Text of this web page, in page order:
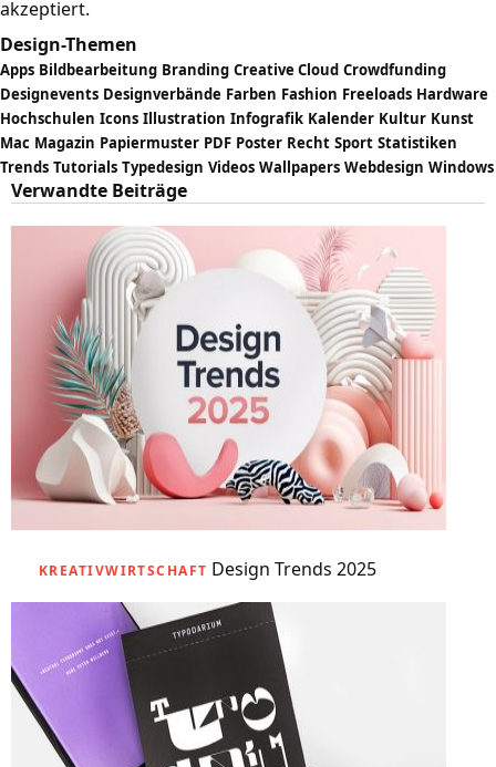
akzeptiert.
Design-Themen
Apps Bildbearbeitung Branding Creative Cloud Crowdfunding
Designevents Designverbände Farben Fashion Freeloads Hardware
Hochschulen Icons Illustration Infografik Kalender Kultur Kunst
Mac Magazin Papiermuster PDF Poster Recht Sport Statistiken
Trends Tutorials Typedesign Videos Wallpapers Webdesign Windows
Verwandte Beiträge
KREATIVWIRTSCHAFT Design Trends 2025